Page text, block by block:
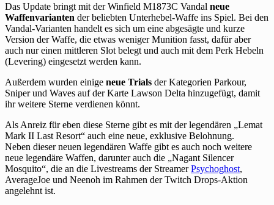
Das Update bringt mit der Winfield M1873C Vandal neue
Waffenvarianten der beliebten Unterhebel-Waffe ins Spiel. Bei den
Vandal-Varianten handelt es sich um eine abgesägte und kurze
Version der Waffe, die etwas weniger Munition fasst, dafür aber
auch nur einen mittleren Slot belegt und auch mit dem Perk Hebeln
(Levering) eingesetzt werden kann.
Außerdem wurden einige neue Trials der Kategorien Parkour,
Sniper und Waves auf der Karte Lawson Delta hinzugefügt, damit
ihr weitere Sterne verdienen könnt.
Als Anreiz für eben diese Sterne gibt es mit der legendären „Lemat
Mark II Last Resort“ auch eine neue, exklusive Belohnung.
Neben dieser neuen legendären Waffe gibt es auch noch weitere
neue legendäre Waffen, darunter auch die „Nagant Silencer
Mosquito“, die an die Livestreams der StreamerPsychoghost,
AverageJoe und Neenoh im Rahmen der Twitch Drops-Aktion
angelehnt ist.